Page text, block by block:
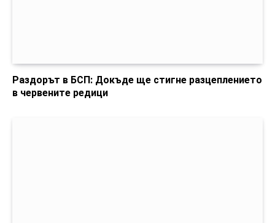
Раздорът в БСП: Докъде ще стигне разцеплението
в червените редици